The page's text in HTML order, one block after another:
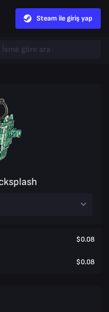
Steam ile giriş yap
Gloves Heavy
$0.08
$0.08